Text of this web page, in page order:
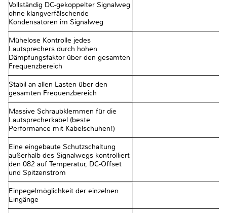
Vollständig DC-gekoppelter Signalweg
ohne klangverfälschende
Kondensatoren im Signalweg
Mühelose Kontrolle jedes
Lautsprechers durch hohen
Dämpfungsfaktor über den gesamten
Frequenzbereich
Stabil an allen Lasten über den
gesamten Frequenzbereich
Massive Schraubklemmen für die
Lautsprecherkabel (beste
Performance mit Kabelschuhen!)
Eine eingebaute Schutzschaltung
außerhalb des Signalwegs kontrolliert
den 082 auf Temperatur, DC-Offset
und Spitzenstrom
Einpegelmöglichkeit der einzelnen
Eingänge